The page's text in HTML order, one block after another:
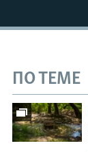
ПО ТЕМЕ